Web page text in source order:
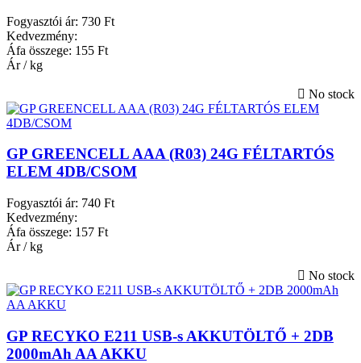
Fogyasztói ár: 730 Ft
Kedvezmény:
Áfa összege: 155 Ft
Ár / kg
No stock
GP GREENCELL AAA (R03) 24G FÉLTARTÓS
ELEM 4DB/CSOM
Fogyasztói ár: 740 Ft
Kedvezmény:
Áfa összege: 157 Ft
Ár / kg
No stock
GP RECYKO E211 USB-s AKKUTÖLTŐ + 2DB
2000mAh AA AKKU